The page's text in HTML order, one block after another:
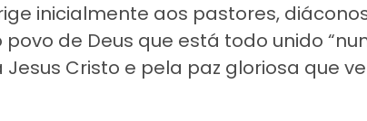
inicialmente aos pastores,
de Deus que está todo unido
Cristo e pela paz gloriosa que